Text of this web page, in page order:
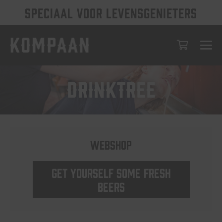
SPECIAAL VOOR LEVENSGENIETERS
DRINKTREE
Webshop
Get yourself some fresh
beers